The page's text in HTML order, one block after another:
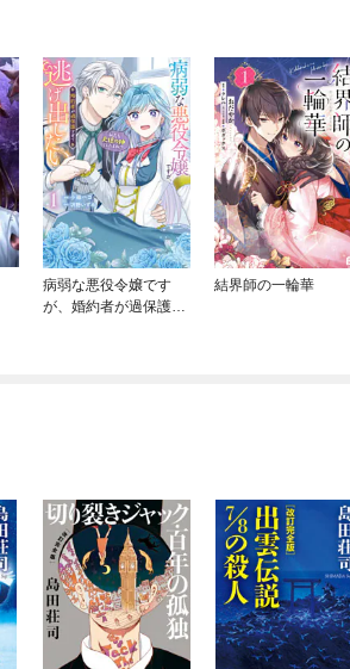
病弱な悪役令嬢です
が、婚約者が過保護す
結界師の一輪華